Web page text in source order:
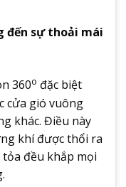
đến sự thoải mái
360o đặc biệt
cửa gió vuông
khác. Điều này
khí được thổi ra
đều khắp mọi